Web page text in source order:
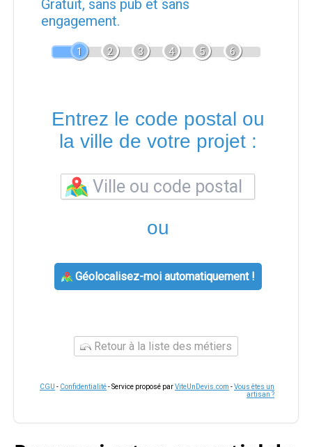
Gratuit, sans pub et sans
engagement.
1 2 3 4 5 6
Entrez le code postal ou
la ville de votre projet :
ou
Géolocalisez-moi automatiquement !
Retour à la liste des métiers
CGU - Confidentialité- Service proposé parViteUnDevis.com -Vous êtes un
artisan ?